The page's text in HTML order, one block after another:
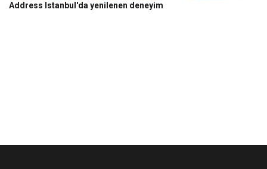
Address Istanbul'da yenilenen deneyim